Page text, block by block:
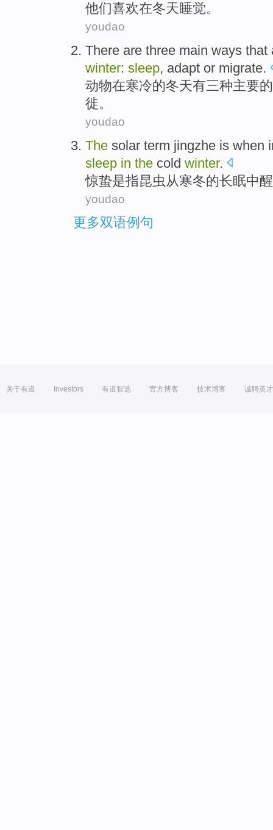
他们喜欢在冬天睡觉。
youdao
There are three main ways that
winter: sleep, adapt or migrate.
动物在寒冷的冬天有三种主要的
徙。
youdao
The solar term jingzhe is when
sleep in the cold winter.
惊蛰是指昆虫从寒冬的长眠中
youdao
更多双语例句
关于有道 Investors 有道智选 官方博客 技术博客 诚聘英才